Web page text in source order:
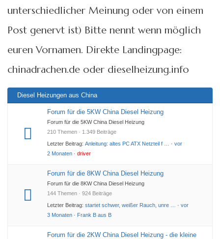
unterschiedlicher Meinung oder von einem
Post genervt ist) Bitte nennt wenn möglich
euren Vornamen. Direkte Landingpage:
chinadrachen.de oder dieselheizung.info
Diesel Heizungen aus China
Forum für die 5KW China Diesel Heizung
Forum für die 5KW China Diesel Heizung
210 Themen · 1.349 Beiträge
Letzter Beitrag: Anleitung: altes PC ATX Netzteil f … · vor
2 Monaten · driver
Forum für die 8KW China Diesel Heizung
Forum für die 8KW China Diesel Heizung
144 Themen · 924 Beiträge
Letzter Beitrag: startet schwer, weißer Rauch, unre … · vor
3 Monaten · Frank B aus B
Forum für die 2KW China Diesel Heizung - die kleine